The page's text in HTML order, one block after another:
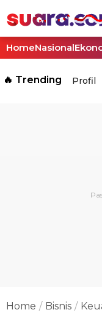
HomeNasional
🔥 Trending Profil
Home Bisnis